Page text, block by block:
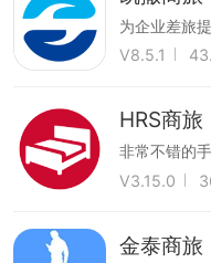
为企业差旅
V8.5.1
HRS商旅
非常不错的
V3.15.0
金泰商旅